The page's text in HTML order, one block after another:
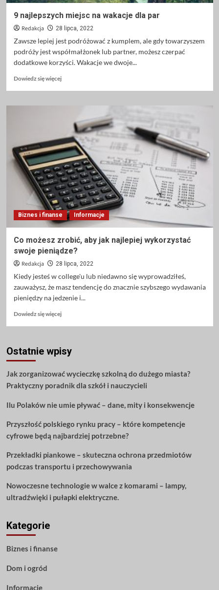
9 najlepszych miejsc na wakacje dla par
Redakcja 28 lipca, 2022
Zawsze lepiej jest podróżować z kumplem, ale gdy towarzyszem
podróży jest współmałżonek lub partner, możesz czerpać
dodatkowe korzyści. Wakacje we dwoje...
Dowiedz się więcejDowiedz
najlepszych
miejsc
na
wakacje
dla
par
Biznes i finanse Informacje
Co możesz zrobić, aby jak najlepiej wykorzystać
swoje pieniądze?
Redakcja 28 lipca, 2022
Kiedy jesteś w college'u lub niedawno się wyprowadziłeś,
zauważysz, że masz tendencję do znacznie szybszego wydawania
pieniędzy na jedzenie i...
Dowiedz się więcejDowiedz
Co
możesz
aby
jak
wykorzystać
pieniądze?
Ostatnie wpisy
Jak zorganizować wycieczkę szkolną do dużego miasta?
Praktyczny poradnik dla szkół i nauczycieli
Ilu Polaków nie umie pływać – dane, mity i konsekwencje
Przyszłość polskiego rynku pracy – które kompetencje
cyfrowe będą najbardziej potrzebne?
Przekładki piankowe – skuteczna ochrona przedmiotów
podczas transportu i przechowywania
Nowoczesne technologie w walce z komarami – lampy,
ultradźwięki i pułapki elektryczne.
Kategorie
Biznes i finanse
Dom i ogród
Informacje